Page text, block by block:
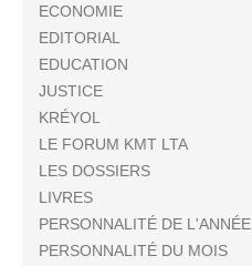
ECONOMIE
EDITORIAL
EDUCATION
JUSTICE
KRÉYOL
LE FORUM KMT LTA
LES DOSSIERS
LIVRES
PERSONNALITÉ DE L'ANNÉE
PERSONNALITÉ DU MOIS